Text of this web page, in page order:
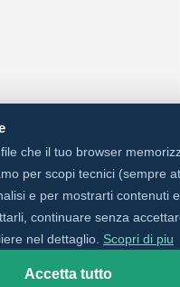
che il tuo browser
per scopi tecnici (sempre
e per mostrarti contenuti
continuare senza
nel dettaglio. Scopri di piu
Accetta tutto